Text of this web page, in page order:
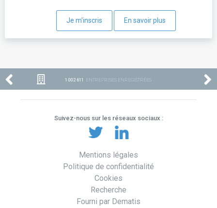
Je m'inscris En savoir plus
1 002 611 ENTREPRISES ENREGISTRÉES
Suivez-nous sur les réseaux sociaux :
Mentions légales
Politique de confidentialité
Cookies
Recherche
Fourni par Dematis